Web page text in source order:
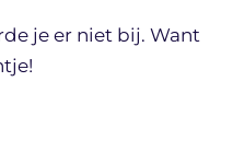
je er niet bij. Want